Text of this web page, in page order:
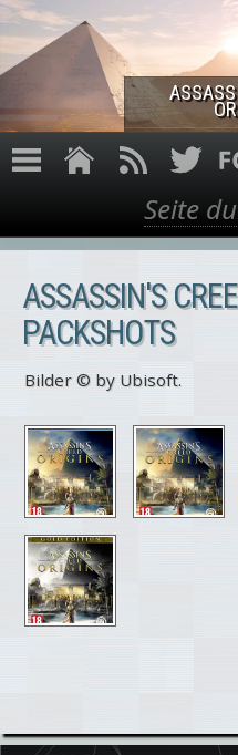
Direkt zum
Suche
ASSASSIN'S
PACKSHOTS
Bilder © by Ubisoft.